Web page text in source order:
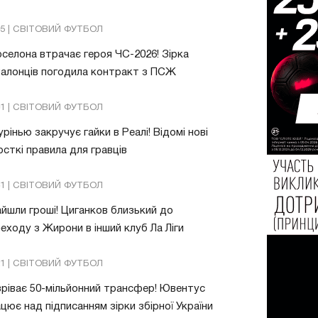
| СВІТОВИЙ ФУТБОЛ
втрачає героя ЧС-2026! Зірка
погодила контракт з ПСЖ
| СВІТОВИЙ ФУТБОЛ
закручує гайки в Реалі! Відомі нові
правила для гравців
| СВІТОВИЙ ФУТБОЛ
гроші! Циганков близький до
з Жирони в інший клуб Ла Ліги
| СВІТОВИЙ ФУТБОЛ
50-мільйонний трансфер! Ювентус
над підписанням зірки збірної України